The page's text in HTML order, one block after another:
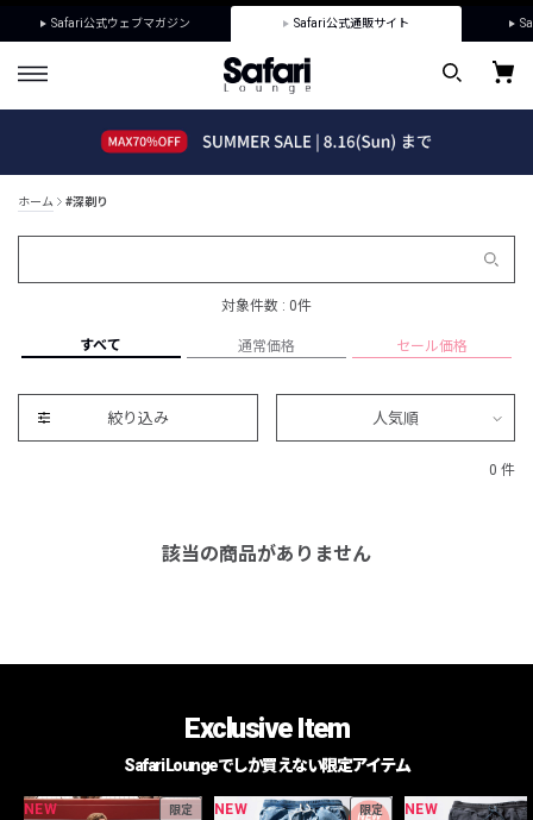
Safari公式ウェブマガジン Safari公式通販サイト
ホーム #深剃り
対象件数 : 0件
すべて 通常価格 セール価格
絞り込み 人気順
0 件
該当の商品がありません
Exclusive Item
Safari Loungeでしか買えない限定アイテム
NEW 限定 NEW 限定 NEW